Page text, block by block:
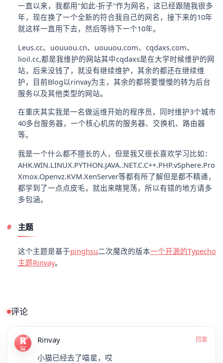
一直以来，我都用"如此-折子"作为网名，这已经跟随我很多
年，现在换了一个全新的符合我自己的网名，接下来的10年
就这样一直用下去，然后等待下一个10年。
Leus.cc、uouuou.cn、uouuou.com、cqdaxs.com、
lioil.cc,都是我维护的网站其中cqdaxs是在大学时候维护的网
站，后来没钱了，就没有继续维护，其余的都还在继续维
护，目前Blog以rinvay为主，其余的都将要慢慢的转为后台
服务以及其他类型的网站。
在重庆其实我是一名做运维开始的程序员，同时维护3个城市
40多台服务器，一个核心机房的服务器、交换机、路由器
等。
我是一个什么都不擅长的人，但是我又很长喜欢学习比如：
AHK.WIN.LINUX.PYTHON.JAVA..NET.C.C++.PHP.vSphere.Pro
Xmox.Openvz.KVM.XenServer等都有所了解但是都不精通，
都学到了一点点皮毛，就出来瞎晃荡，所以有错的地方请多
多包涵。
主题
这个主题是基于pinghsu二次魔改的版本一个开源的Typecho
主题Rinvay。
评论
Rinvay 回复
小猫已经去了喵星，哎